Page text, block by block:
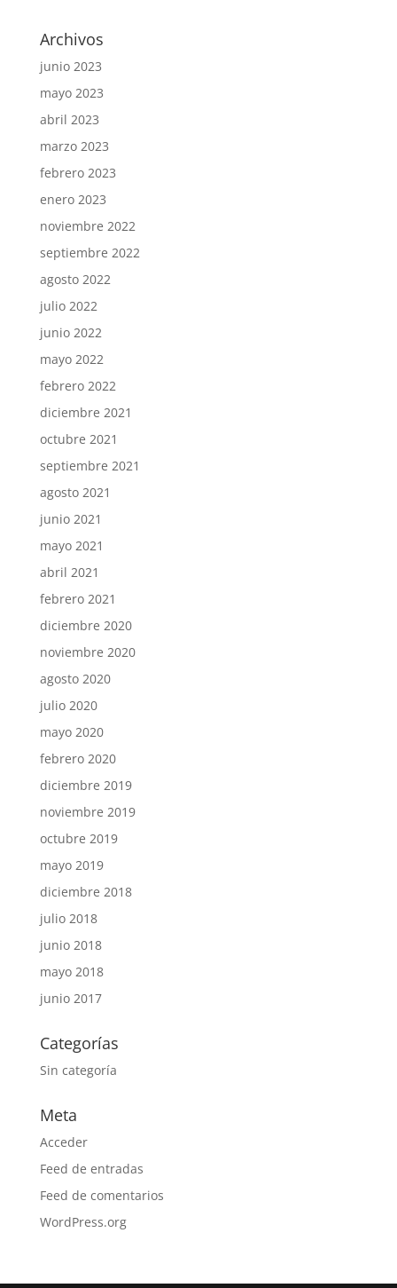
Archivos
junio 2023
mayo 2023
abril 2023
marzo 2023
febrero 2023
enero 2023
noviembre 2022
septiembre 2022
agosto 2022
julio 2022
junio 2022
mayo 2022
febrero 2022
diciembre 2021
octubre 2021
septiembre 2021
agosto 2021
junio 2021
mayo 2021
abril 2021
febrero 2021
diciembre 2020
noviembre 2020
agosto 2020
julio 2020
mayo 2020
febrero 2020
diciembre 2019
noviembre 2019
octubre 2019
mayo 2019
diciembre 2018
julio 2018
junio 2018
mayo 2018
junio 2017
Categorías
Sin categoría
Meta
Acceder
Feed de entradas
Feed de comentarios
WordPress.org